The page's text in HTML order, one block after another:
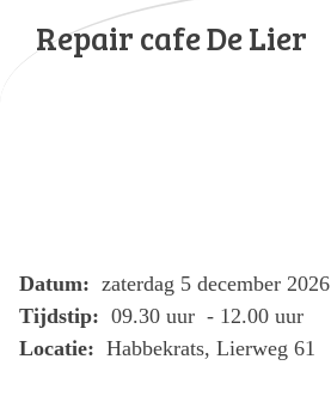
Repair cafe De Lier
Datum: zaterdag 5 december 2026
Tijdstip: 09.30 uur - 12.00 uur
Locatie: Habbekrats, Lierweg 61